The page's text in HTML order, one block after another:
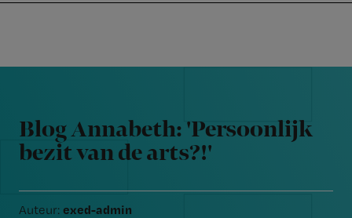
navigation
content
Nursing
Blog Annabeth: 'Persoonlijk
bezit van de arts?!'
Auteur: exed-admin